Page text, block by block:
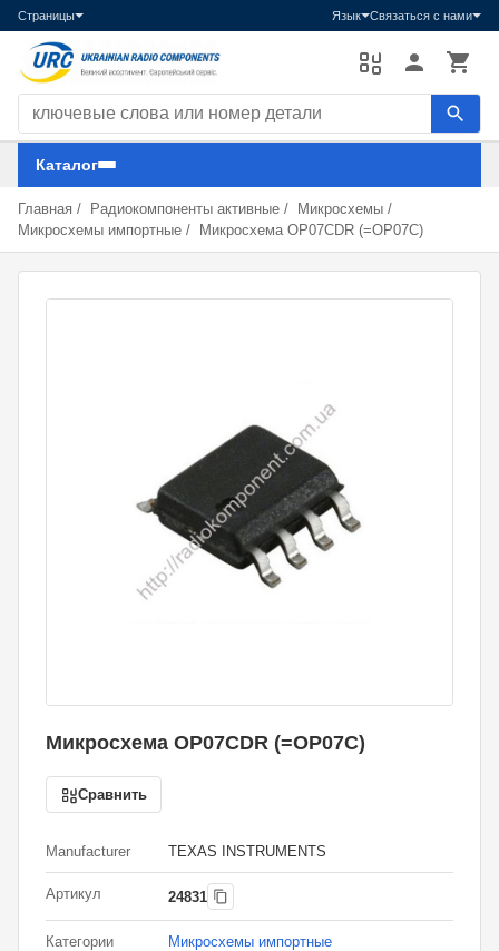
Страницы Язык Связаться с нами
Каталог
Главная / Радиокомпоненты активные / Микросхемы /
Микросхемы импортные / Микросхема OP07CDR (=OP07C)
Микросхема OP07CDR (=OP07C)
Сравнить
Manufacturer TEXAS INSTRUMENTS
Артикул 24831
Категории Микросхемы импортные